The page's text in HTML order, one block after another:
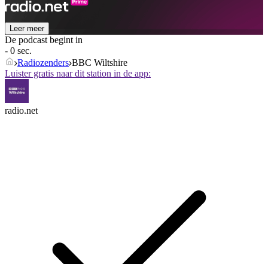
Leer meer
De podcast begint in
- 0 sec.
Radiozenders BBC Wiltshire
Luister gratis naar dit station in de app:
radio.net